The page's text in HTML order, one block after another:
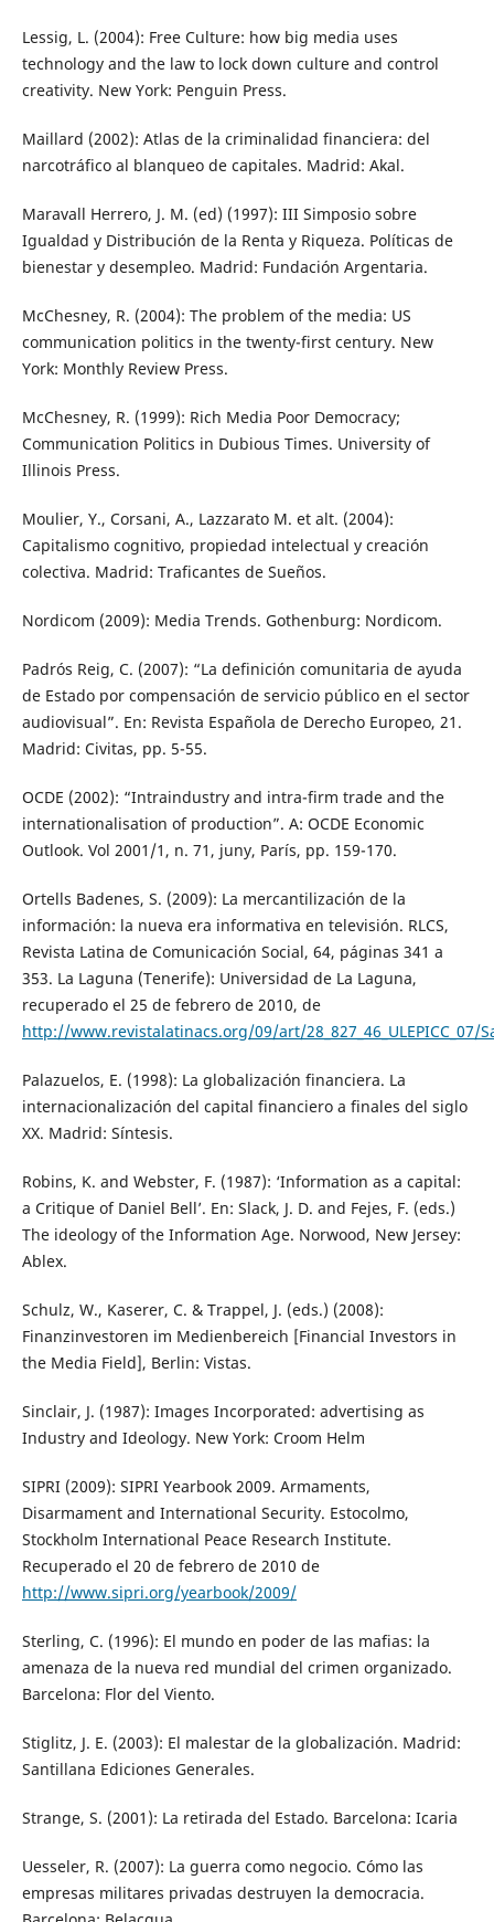
Lessig, L. (2004): Free Culture: how big media uses
technology and the law to lock down culture and control
creativity. New York: Penguin Press.
Maillard (2002): Atlas de la criminalidad financiera: del
narcotráfico al blanqueo de capitales. Madrid: Akal.
Maravall Herrero, J. M. (ed) (1997): III Simposio sobre
Igualdad y Distribución de la Renta y Riqueza. Políticas de
bienestar y desempleo. Madrid: Fundación Argentaria.
McChesney, R. (2004): The problem of the media: US
communication politics in the twenty-first century. New
York: Monthly Review Press.
McChesney, R. (1999): Rich Media Poor Democracy;
Communication Politics in Dubious Times. University of
Illinois Press.
Moulier, Y., Corsani, A., Lazzarato M. et alt. (2004):
Capitalismo cognitivo, propiedad intelectual y creación
colectiva. Madrid: Traficantes de Sueños.
Nordicom (2009): Media Trends. Gothenburg: Nordicom.
Padrós Reig, C. (2007): “La definición comunitaria de ayuda
de Estado por compensación de servicio público en el sector
audiovisual”. En: Revista Española de Derecho Europeo, 21.
Madrid: Civitas, pp. 5-55.
OCDE (2002): “Intraindustry and intra-firm trade and the
internationalisation of production”. A: OCDE Economic
Outlook. Vol 2001/1, n. 71, juny, París, pp. 159-170.
Ortells Badenes, S. (2009): La mercantilización de la
información: la nueva era informativa en televisión. RLCS,
Revista Latina de Comunicación Social, 64, páginas 341 a
353. La Laguna (Tenerife): Universidad de La Laguna,
recuperado el 25 de febrero de 2010, de
http://www.revistalatinacs.org/09/art/28_827_46_ULEPICC_07/
Palazuelos, E. (1998): La globalización financiera. La
internacionalización del capital financiero a finales del siglo
XX. Madrid: Síntesis.
Robins, K. and Webster, F. (1987): ‘Information as a capital:
a Critique of Daniel Bell’. En: Slack, J. D. and Fejes, F. (eds.)
The ideology of the Information Age. Norwood, New Jersey:
Ablex.
Schulz, W., Kaserer, C. & Trappel, J. (eds.) (2008):
Finanzinvestoren im Medienbereich [Financial Investors in
the Media Field], Berlin: Vistas.
Sinclair, J. (1987): Images Incorporated: advertising as
Industry and Ideology. New York: Croom Helm
SIPRI (2009): SIPRI Yearbook 2009. Armaments,
Disarmament and International Security. Estocolmo,
Stockholm International Peace Research Institute.
Recuperado el 20 de febrero de 2010 de
http://www.sipri.org/yearbook/2009/
Sterling, C. (1996): El mundo en poder de las mafias: la
amenaza de la nueva red mundial del crimen organizado.
Barcelona: Flor del Viento.
Stiglitz, J. E. (2003): El malestar de la globalización. Madrid:
Santillana Ediciones Generales.
Strange, S. (2001): La retirada del Estado. Barcelona: Icaria
Uesseler, R. (2007): La guerra como negocio. Cómo las
empresas militares privadas destruyen la democracia.